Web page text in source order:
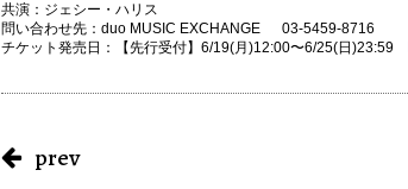
共演：ジェシー・ハリス
問い合わせ先：duo MUSIC EXCHANGE 03-5459-8716
チケット発売日：【先行受付】6/19(月)12:00〜6/25(日)23:59
prev